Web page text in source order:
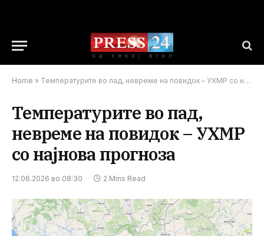
Home » Температурите во пад, невреме на повидок – УХМР со најнова прогноза
Температурите во пад,
невреме на повидок – УХМР
со најнова прогноза
12.06.2026 во 08:30 2 Mins Read